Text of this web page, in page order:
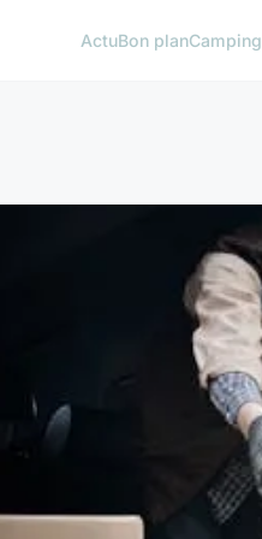
ActuBon planCamping